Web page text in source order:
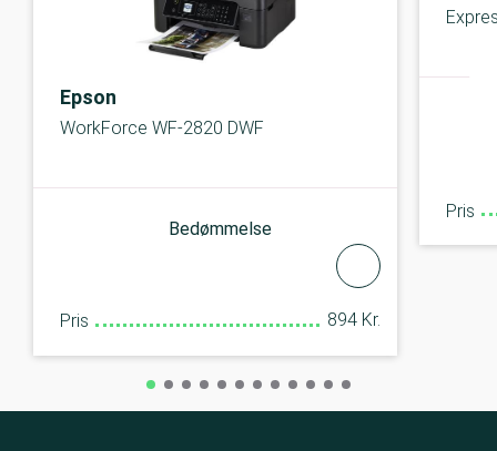
Epson
WorkForce WF-2820 DWF
Bedømmelse
Pris 894 Kr.
Pris